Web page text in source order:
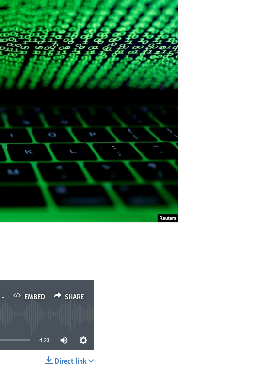
EMBED SHARE
美國政府政策立場社論: 急需共同努力反對跨國犯罪
4:23
Direct link